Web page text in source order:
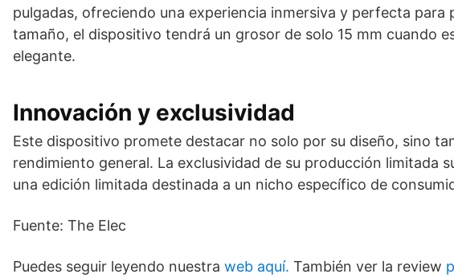
pulgadas, ofreciendo una experiencia inmersiva y perfecta
tamaño, el dispositivo tendrá un grosor de solo 15 mm cuando
elegante.
Innovación y exclusividad
Este dispositivo promete destacar no solo por su diseño, sino
rendimiento general. La exclusividad de su producción limitada
una edición limitada destinada a un nicho específico de
Fuente: The Elec
Puedes seguir leyendo nuestra web aquí. También ver la review